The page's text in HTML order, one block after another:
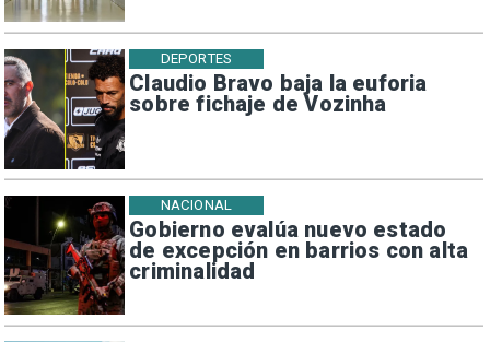
Claudio Bravo baja la euforia
sobre fichaje de Vozinha
DEPORTES
Gobierno evalúa nuevo estado
de excepción en barrios con alta
criminalidad
NACIONAL